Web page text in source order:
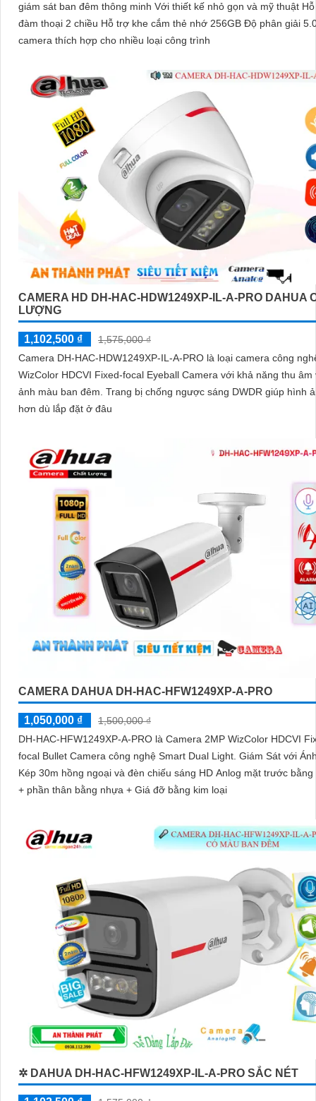
giám sát ban đêm thông minh Với thiết kế nhỏ gọn và mỹ thuật
đàm thoại 2 chiều Hỗ trợ khe cắm thẻ nhớ 256GB Độ phân giải
camera thích hợp cho nhiều loại công trình
CAMERA HD DH-HAC-HDW1249XP-IL-A-PRO DAHUA
LƯỢNG
1,102,500 ₫
1,575,000 ₫
Camera DH-HAC-HDW1249XP-IL-A-PRO là loại camera công
WizColor HDCVI Fixed-focal Eyeball Camera với khả năng thu âm
ảnh màu ban đêm. Trang bị chống ngược sáng DWDR giúp hình ảnh rõ
hơn dù lắp đặt ở đâu
CAMERA DAHUA DH-HAC-HFW1249XP-A-PRO
1,050,000 ₫
1,500,000 ₫
DH-HAC-HFW1249XP-A-PRO là Camera 2MP WizColor HDCVI
focal Bullet Camera công nghệ Smart Dual Light. Giám Sát với
Kép 30m hồng ngoại và đèn chiếu sáng HD Anlog mặt trước bằng
+ phần thân bằng nhựa + Giá đỡ bằng kim loại
✲ DAHUA DH-HAC-HFW1249XP-IL-A-PRO SẮC NÉT